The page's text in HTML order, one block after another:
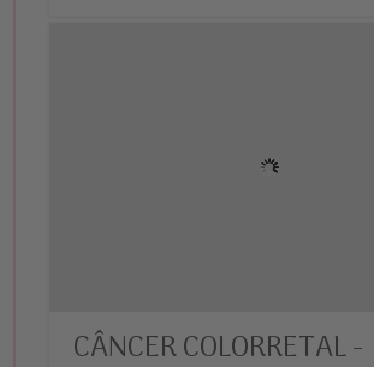
CÂNCER COLORRETAL -